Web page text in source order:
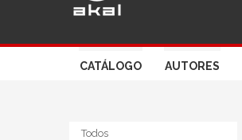
CATÁLOGO AUTORES
Todos